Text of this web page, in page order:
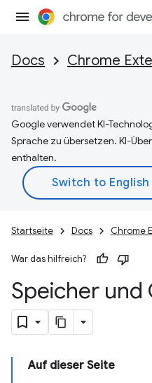
Docs Chrome
Google verwendet KI-
Sprache zu übersetzen. KI-
enthalten.
Startseite Docs Chrome
War das hilfreich?
Speicher und
Auf dieser Seite